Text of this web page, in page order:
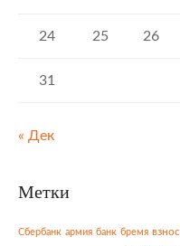
24 25 26
31
« Дек
Метки
Сбербанк армия банк бремя взнос